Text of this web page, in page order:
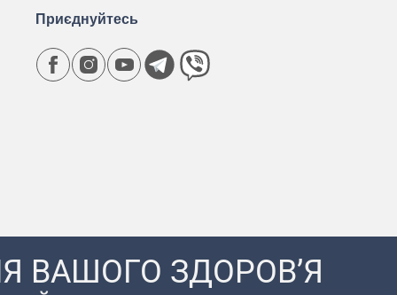
Приєднуйтесь
ВАШОГО ЗДОРОВ’Я